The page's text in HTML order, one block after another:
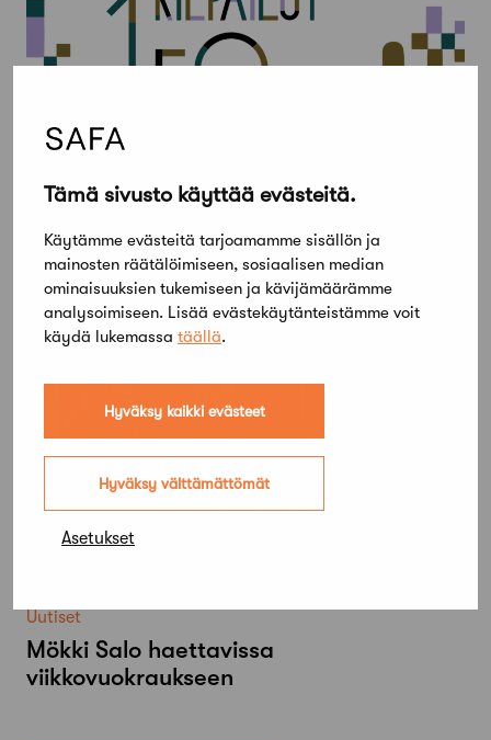
Tämä sivusto käyttää evästeitä.
Käytämme evästeitä tarjoamamme sisällön ja
mainosten räätälöimiseen, sosiaalisen median
ominaisuuksien tukemiseen ja kävijämäärämme
analysoimiseen. Lisää evästekäytänteistämme voit
käydä lukemassa täällä.
Hyväksy kaikki evästeet
Hyväksy välttämättömät
Asetukset
Uutiset
arkkitehtuurikilpailujen 150-vuotista
historiaa
Uutiset
Mökki Salo haettavissa
viikkovuokraukseen